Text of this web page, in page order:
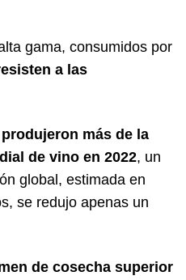
gama, consumidos por
a las
produjeron más de la
de vino en 2022, un
global, estimada en
se redujo apenas un
de cosecha superior